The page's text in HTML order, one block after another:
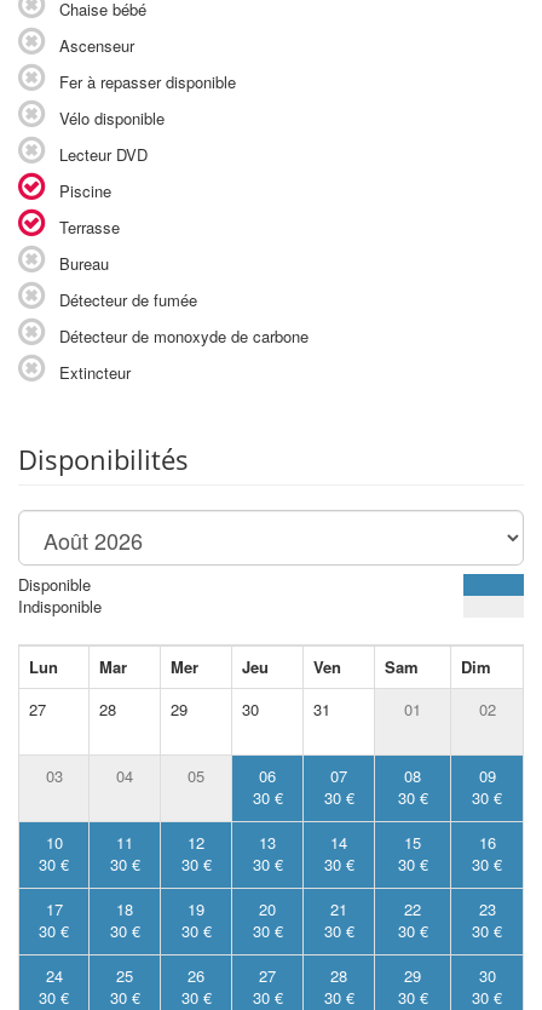
Chaise bébé
Ascenseur
Fer à repasser disponible
Vélo disponible
Lecteur DVD
Piscine
Terrasse
Bureau
Détecteur de fumée
Détecteur de monoxyde de carbone
Extincteur
Disponibilités
Disponible
Indisponible
Lun Mar Mer Jeu Ven Sam
Dim
27
28 29 30 31 01 02
03 04 05
06
30 €
07
30 €
08
30 €
09
30 €
10
30 €
11
30 €
12
30 €
13
30 €
14
30 €
15
30 €
16
30 €
17
30 €
18
30 €
19
30 €
20
30 €
21
30 €
22
30 €
23
30 €
24
30 €
25
30 €
26
30 €
27
30 €
28
30 €
29
30 €
30
30 €